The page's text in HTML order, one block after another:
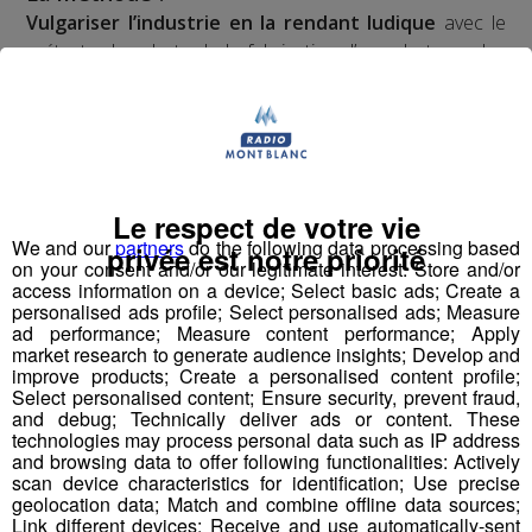
Vulgariser l’industrie en la rendant ludique avec le
prétexte du robot : de la fabrication d’un robot par des
participation à une compétition apprenante de robots le
"First Tech Challenge" en points d’orgue, avec leur robot
Les jeunes des établissements scolaires doivent
fabriquer un robot à partir d'un kit de pièces détachées
fourni par l'association organisatrice la compétition
"Robotique First France". Dans le cadre de TOP FAB, le
Groupe Mont Blanc Médias fait appel à4
établissements scolaires volontairesparticipant au
challenge en les associant à4 entreprises
industriellesd’envergure sur le territoire pour former
des binômes.
Pour mener à bien leur projet et tenter de
remporterla compétition nationale à Lyon le 22 mars,
We and ourpartnersdo the following data processing based
on your consent and/or our legitimate interest: Store and/or
access information on a device; Select basic ads; Create a
personalised ads profile; Select personalised ads; Measure
ad performance; Measure content performance; Apply
market research to generate audience insights; Develop and
improve products; Create a personalised content profile;
Select personalised content; Ensure security, prevent fraud,
and debug; Technically deliver ads or content. These
technologies may process personal data such as IP address
and browsing data to offer following functionalities: Actively
scan device characteristics for identification; Use precise
geolocation data; Match and combine offline data sources;
Link different devices; Receive and use automatically-sent
Le respect de votre vie
privée est notre priorité